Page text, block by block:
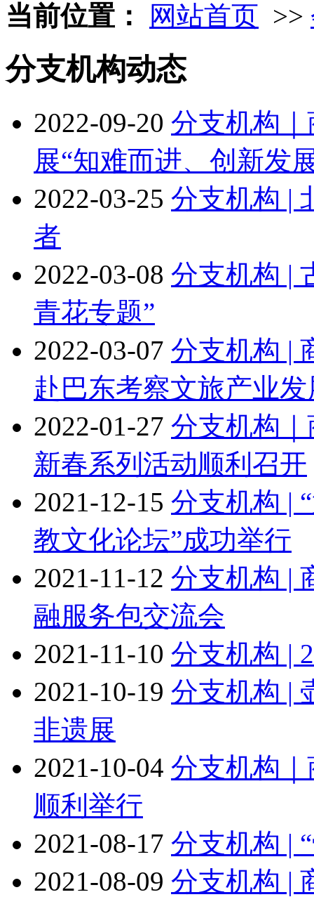
当前位置： 网站首页 >>
分支机构动态
2022-09-20 分支机构
展“知难而进、创新发
2022-03-25 分支机构 |
者
2022-03-08 分支机构 |
青花专题”
2022-03-07 分支机构 |
赴巴东考察文旅产业
2022-01-27 分支机构
新春系列活动顺利召开
2021-12-15 分支机构 |
教文化论坛”成功举行
2021-11-12 分支机构 |
融服务包交流会
2021-11-10 分支机构 |
2021-10-19 分支机构 |
非遗展
2021-10-04 分支机构
顺利举行
2021-08-17 分支机构 |
2021-08-09 分支机构 |